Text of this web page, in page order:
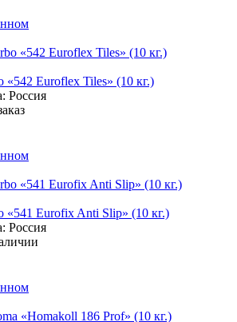
Euroflex Tiles» (10 кг.)
Россия
«541 Eurofix Anti Slip» (10 кг.)
Россия